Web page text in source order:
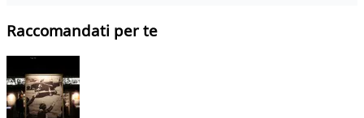
Raccomandati per te